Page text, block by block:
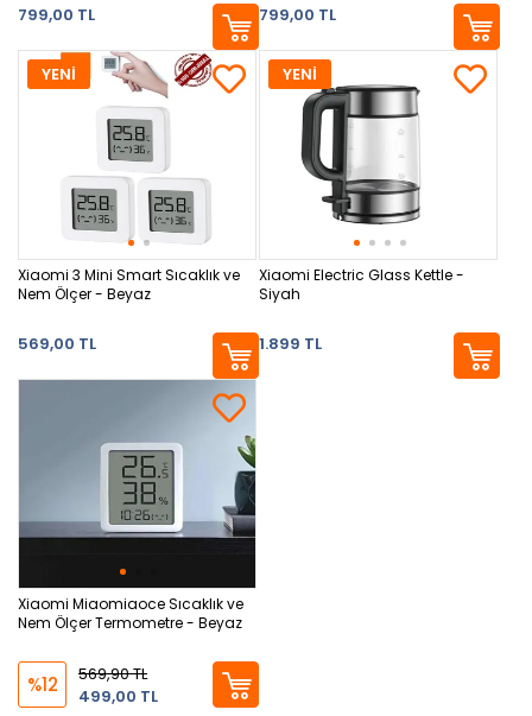
799,00 TL 799,00 TL
Xiaomi 3 Mini Smart Sıcaklık ve
Nem Ölçer - Beyaz
569,00 TL
YENİ
Xiaomi Electric Glass Kettle -
Siyah
1.899 TL
YENİ
Xiaomi Miaomiaoce Sıcaklık ve
Nem Ölçer Termometre - Beyaz
%12
569,90 TL
499,00 TL